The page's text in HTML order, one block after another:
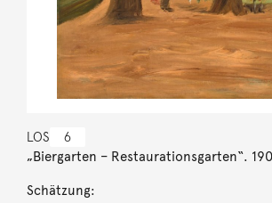
LOS 6
„Biergarten – Restaurationsgarten“.
Schätzung: